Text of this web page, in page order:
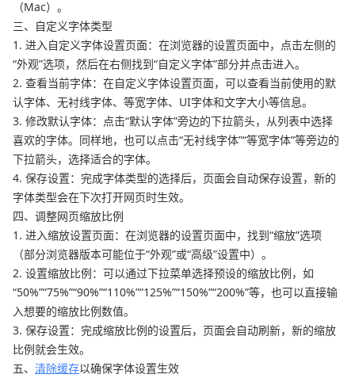
（Mac）。
三、自定义字体类型
1. 进入自定义字体设置页面：在浏览器的设置页面中，点击左侧的
“外观”选项，然后在右侧找到“自定义字体”部分并点击进入。
2. 查看当前字体：在自定义字体设置页面，可以查看当前使用的默
认字体、无衬线字体、等宽字体、UI字体和文字大小等信息。
3. 修改默认字体：点击“默认字体”旁边的下拉箭头，从列表中选择
喜欢的字体。同样地，也可以点击“无衬线字体”“等宽字体”等旁边的
下拉箭头，选择适合的字体。
4. 保存设置：完成字体类型的选择后，页面会自动保存设置，新的
字体类型会在下次打开网页时生效。
四、调整网页缩放比例
1. 进入缩放设置页面：在浏览器的设置页面中，找到“缩放”选项
（部分浏览器版本可能位于“外观”或“高级”设置中）。
2. 设置缩放比例：可以通过下拉菜单选择预设的缩放比例，如
“50%”“75%”“90%”“110%”“125%”“150%”“200%”等，也可以直接输
入想要的缩放比例数值。
3. 保存设置：完成缩放比例的设置后，页面会自动刷新，新的缩放
比例就会生效。
五、 清除缓存以确保字体设置生效